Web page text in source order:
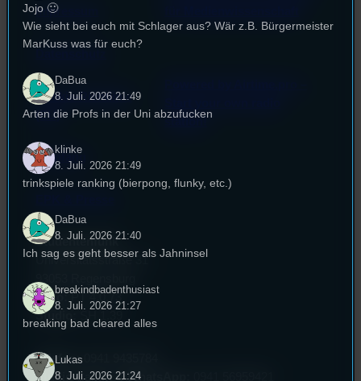
Impressum
Cookie-Richtlinie
(EU)
Empfang
station!
Studentenfunk
Universitätsstraße 31
93053 Regensburg
Büro:PT 4.0.73
Studio:
SH 1.39
Telefon:0941 9435784
Studio Call-In & WhatsApp:
Jojo 🙂
Wie sieht bei euch mit Schlager aus? Wär z.B. Bürgermeister
MarKuss was für euch?
DaBua
8. Juli. 2026 21:49
Arten die Profs in der Uni abzufucken
klinke
8. Juli. 2026 21:49
trinkspiele ranking (bierpong, flunky, etc.)
DaBua
8. Juli. 2026 21:40
Ich sag es geht besser als Jahninsel
breakindbadenthusiast
8. Juli. 2026 21:27
breaking bad cleared alles
Lukas
8. Juli. 2026 21:24